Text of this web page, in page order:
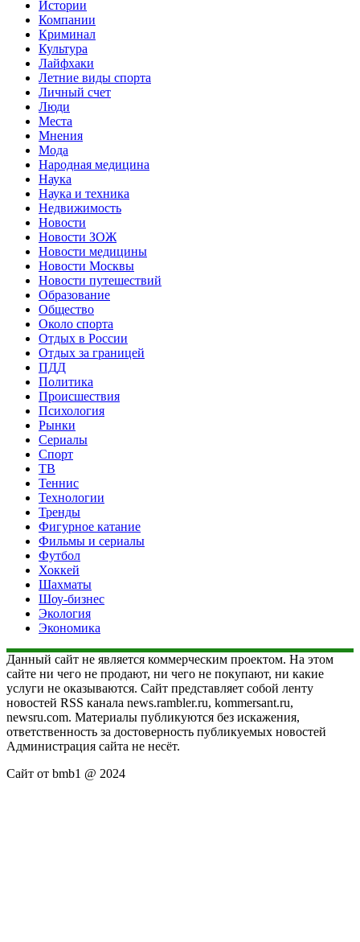
Истории
Компании
Криминал
Культура
Лайфхаки
Летние виды спорта
Личный счет
Люди
Места
Мнения
Мода
Народная медицина
Наука
Наука и техника
Недвижимость
Новости
Новости ЗОЖ
Новости медицины
Новости Москвы
Новости путешествий
Образование
Общество
Около спорта
Отдых в России
Отдых за границей
ПДД
Политика
Происшествия
Психология
Рынки
Сериалы
Спорт
ТВ
Теннис
Технологии
Тренды
Фигурное катание
Фильмы и сериалы
Футбол
Хоккей
Шахматы
Шоу-бизнес
Экология
Экономика
Данный сайт не является коммерческим проектом. На этом
сайте ни чего не продают, ни чего не покупают, ни какие
услуги не оказываются. Сайт представляет собой ленту
новостей RSS канала news.rambler.ru, kommersant.ru,
newsru.com. Материалы публикуются без искажения,
ответственность за достоверность публикуемых новостей
Администрация сайта не несёт.
Сайт от bmb1 @ 2024